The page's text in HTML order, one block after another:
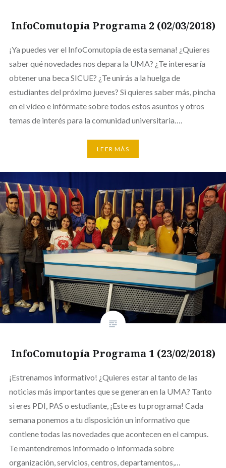
InfoComutopía Programa 2 (02/03/2018)
¡Ya puedes ver el InfoComutopía de esta semana! ¿Quieres
saber qué novedades nos depara la UMA? ¿Te interesaría
obtener una beca SICUE? ¿Te unirás a la huelga de
estudiantes del próximo jueves? Si quieres saber más, pincha
en el vídeo e infórmate sobre todos estos asuntos y otros
temas de interés para la comunidad universitaria….
LEER MÁS
InfoComutopía Programa 1 (23/02/2018)
¡Estrenamos informativo! ¿Quieres estar al tanto de las
noticias más importantes que se generan en la UMA? Tanto
si eres PDI, PAS o estudiante, ¡Este es tu programa! Cada
semana ponemos a tu disposición un informativo que
contiene todas las novedades que acontecen en el campus.
Te mantendremos informado o informada sobre
organización, servicios, centros, departamentos,…